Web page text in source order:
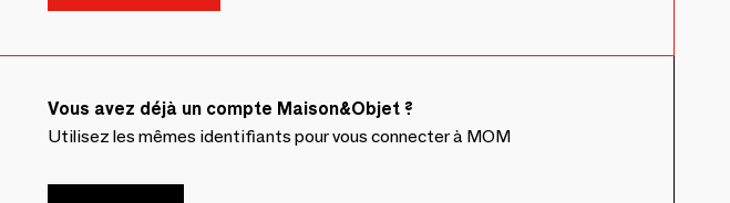
Vous avez déjà un compte Maison&Objet ?
Utilisez les mêmes identifiants pour vous connecter à MOM